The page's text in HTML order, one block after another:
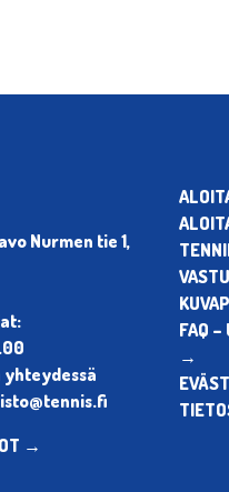
Nurmen tie 1,
yhteydessä
→
FAQ –
→